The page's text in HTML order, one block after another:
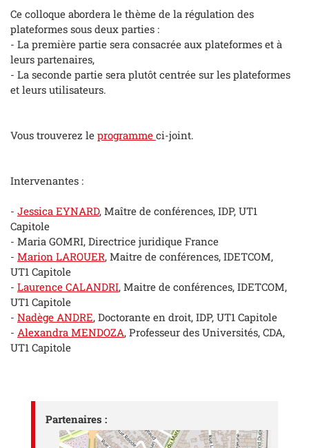
Ce colloque abordera le thème de la régulation des
plateformes sous deux parties :
- La première partie sera consacrée aux plateformes et à
leurs partenaires,
- La seconde partie sera plutôt centrée sur les plateformes
et leurs utilisateurs.
Vous trouverez le programme ci-joint.
Intervenantes :
- Jessica EYNARD, Maître de conférences, IDP, UT1
Capitole
- Maria GOMRI, Directrice juridique France
- Marion LAROUER, Maitre de conférences, IDETCOM,
UT1 Capitole
- Laurence CALANDRI, Maitre de conférences, IDETCOM,
UT1 Capitole
- Nadège ANDRE, Doctorante en droit, IDP, UT1 Capitole
- Alexandra MENDOZA, Professeur des Universités, CDA,
UT1 Capitole
Partenaires :